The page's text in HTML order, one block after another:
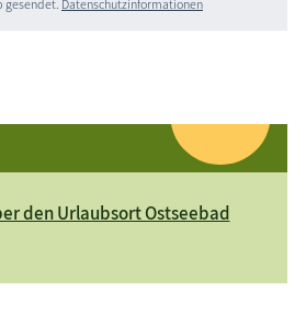
gesendet. Datenschutzinformationen
den Urlaubsort Ostseebad